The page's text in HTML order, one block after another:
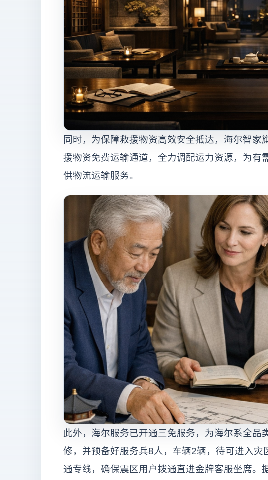
同时，为保障救援物资高效安全抵达，海尔智家
援物资免费运输通道，全力调配运力资源，为有
供物流运输服务。
此外，海尔服务已开通三免服务，为海尔系全品
修，并预备好服务兵8人，车辆2辆，待可进入
通专线，确保震区用户拨通直进金牌客服坐席。